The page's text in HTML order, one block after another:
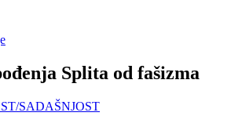
Splita od fašizma
SADAŠNJOST